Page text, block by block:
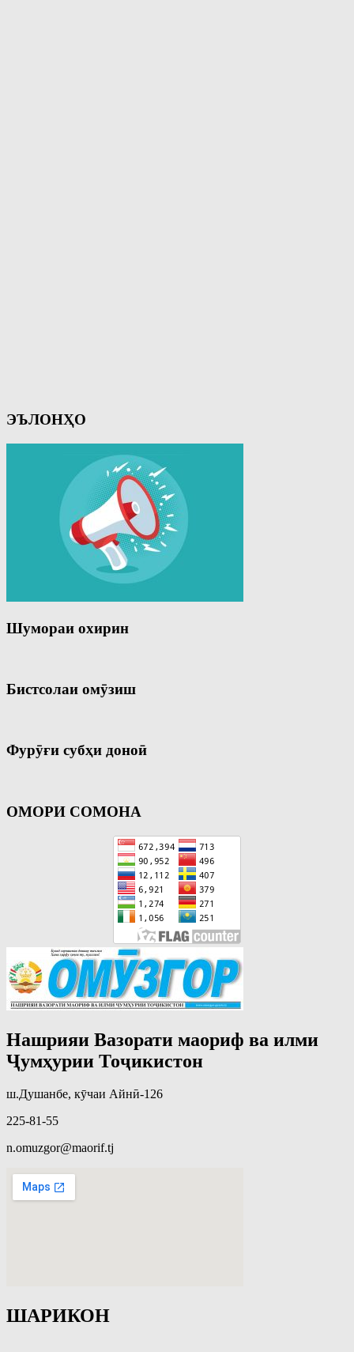
ЭЪЛОНҲО
Шумораи охирин
Бистсолаи омӯзиш
Фурӯғи субҳи доноӣ
ОМОРИ СОМОНА
Нашрияи Вазорати маориф ва илми
Ҷумҳурии Тоҷикистон
ш.Душанбе, кӯчаи Айнӣ-126
225-81-55
n.omuzgor@maorif.tj
ШАРИКОН